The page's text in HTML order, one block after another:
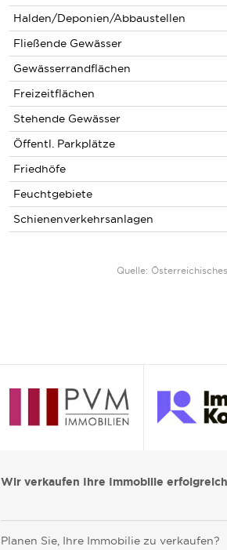
Halden/Deponien/Abbaustellen
Fließende Gewässer
Gewässerrandflächen
Freizeitflächen
Stehende Gewässer
Öffentl. Parkplätze
Friedhöfe
Feuchtgebiete
Schienenverkehrsanlagen
Quelle:
Wir verkaufen Ihre Immobilie
Planen Sie, Ihre Immobilie zu verkaufen?